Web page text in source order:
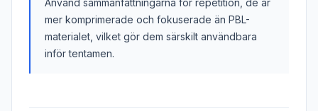
Använd sammanfattningarna för repetition, de är
mer komprimerade och fokuserade än PBL-
materialet, vilket gör dem särskilt användbara
inför tentamen.